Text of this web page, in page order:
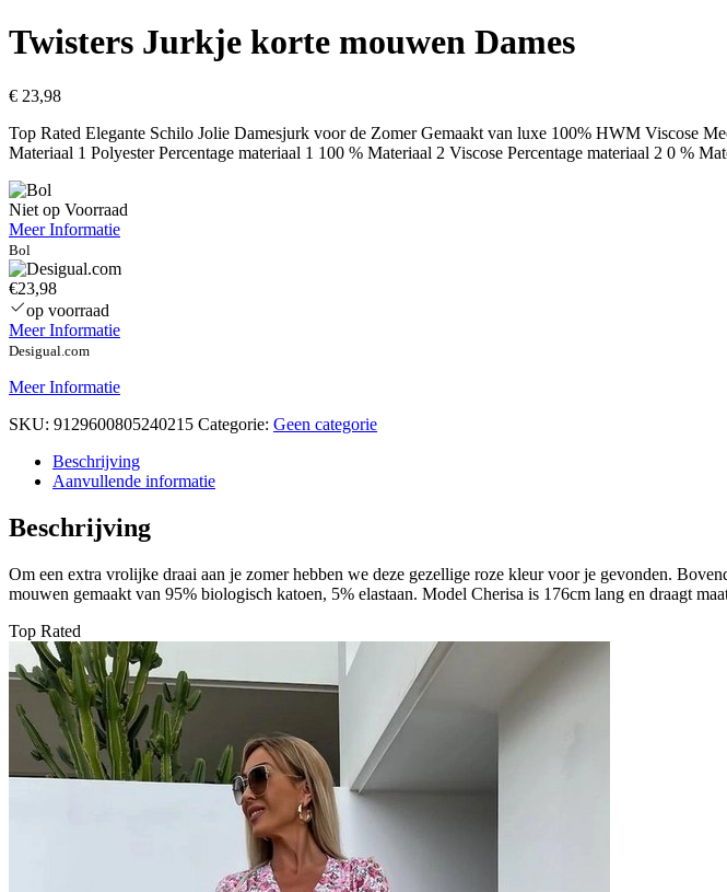
Twisters Jurkje korte mouwen Dames
€ 23,98
Top Rated Elegante Schilo Jolie Damesjurk voor de Zomer Gemaakt van luxe 100% HWM Viscose
Materiaal 1 Polyester Percentage materiaal 1 100 % Materiaal 2 Viscose Percentage materiaal 2 0 %
Niet op Voorraad
Meer Informatie
Bol
€23,98
op voorraad
Meer Informatie
Desigual.com
Meer Informatie
SKU: 9129600805240215 Categorie: Geen categorie
Beschrijving
Aanvullende informatie
Beschrijving
Om een extra vrolijke draai aan je zomer hebben we deze gezellige roze kleur voor je gevonden.
mouwen gemaakt van 95% biologisch katoen, 5% elastaan. Model Cherisa is 176cm lang en draagt
Top Rated